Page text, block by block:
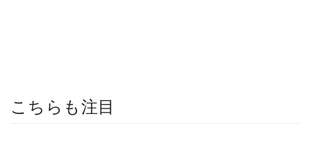
こちらも注目